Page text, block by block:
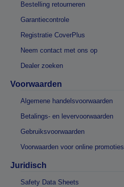
Bestelling retourneren
Garantiecontrole
Registratie CoverPlus
Neem contact met ons op
Dealer zoeken
Voorwaarden
Algemene handelsvoorwaarden
Betalings- en levervoorwaarden
Gebruiksvoorwaarden
Voorwaarden voor online promoties
Juridisch
Safety Data Sheets